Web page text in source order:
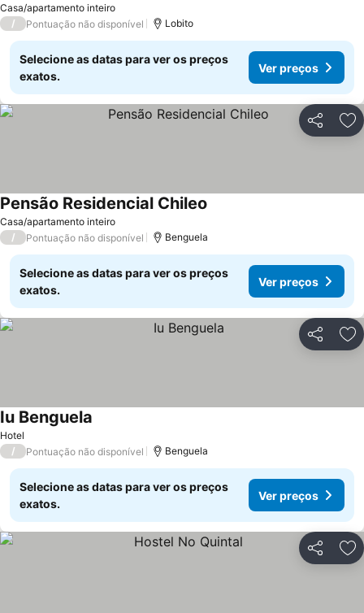
Casa/apartamento inteiro
/ Pontuação não disponível Lobito
Selecione as datas para ver os preços
exatos.
Ver preços
Partilhar
Casa/apartamento inteiro
Pensão Residencial Chileo
/ Pontuação não disponível Benguela
Selecione as datas para ver os preços
exatos.
Ver preços
Partilhar
Hotel
Iu Benguela
/ Pontuação não disponível Benguela
Selecione as datas para ver os preços
exatos.
Ver preços
Partilhar